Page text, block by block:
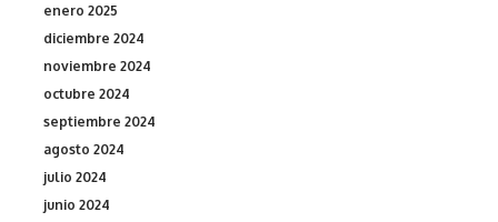
enero 2025
diciembre 2024
noviembre 2024
octubre 2024
septiembre 2024
agosto 2024
julio 2024
junio 2024